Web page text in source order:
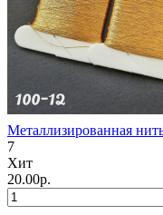
Металлизированная
7
Хит
20.00р.